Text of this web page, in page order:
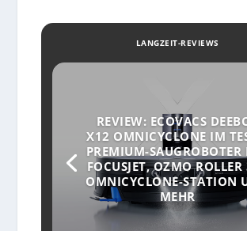
LANGZEIT-REVIEWS
REVIEW: ECOVACS
X12 OMNICYCLONE IM
PREMIUM-SAUGROBOTER
FOCUSJET, OZMO ROLLER
OMNICYCLONE-STATION
MEHR